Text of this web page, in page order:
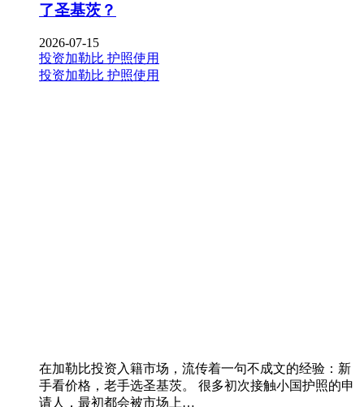
了圣基茨？
2026-07-15
投资加勒比 护照使用
投资加勒比 护照使用
在加勒比投资入籍市场，流传着一句不成文的经验：新
手看价格，老手选圣基茨。 很多初次接触小国护照的申
请人，最初都会被市场上…